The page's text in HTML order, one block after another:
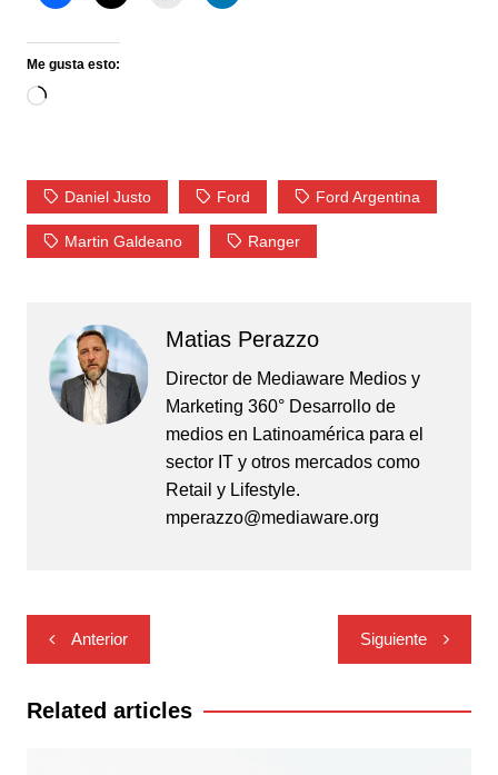
Me gusta esto:
Loading…
Daniel Justo Ford Ford Argentina
Martin Galdeano Ranger
Matias Perazzo
Director de Mediaware Medios y
Marketing 360° Desarrollo de
medios en Latinoamérica para el
sector IT y otros mercados como
Retail y Lifestyle.
mperazzo@mediaware.org
Navegación
de
entradas
Anterior Siguiente
Related articles